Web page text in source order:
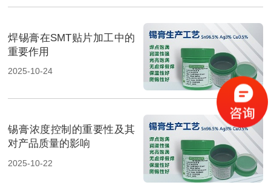
焊锡膏在SMT贴片加工中的
重要作用
2025-10-24
锡膏浓度控制的重要性及其
对产品质量的影响
2025-10-22